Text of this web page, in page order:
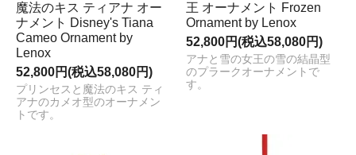
魔法のキス ティアナ オー
ナメント Disney's Tiana
Cameo Ornament by
Lenox
52,800円(税込58,080円)
プリンセスと魔法のキス ティ
アナのカメオ型のオーナメン
トです。
王 オーナメント Frozen
Ornament by Lenox
52,800円(税込58,080円)
アナと雪の女王の雪の結晶型
のプラークオーナメントで
す。